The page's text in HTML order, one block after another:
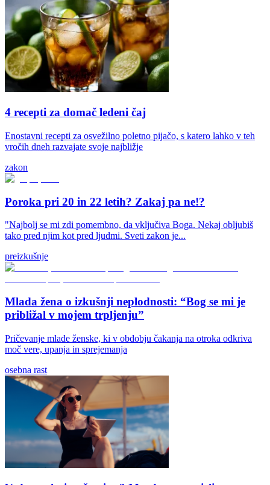
4 recepti za domač ledeni čaj
Enostavni recepti za osvežilno poletno pijačo, s katero lahko v teh
vročih dneh razvajate svoje najbližje
zakon
Poroka pri 20 in 22 letih? Zakaj pa ne!?
"Najbolj se mi zdi pomembno, da vključiva Boga. Nekaj obljubiš
tako pred njim kot pred ljudmi. Sveti zakon je...
preizkušnje
Mlada žena o izkušnji neplodnosti: “Bog se mi je
približal v mojem trpljenju”
Pričevanje mlade ženske, ki v obdobju čakanja na otroka odkriva
moč vere, upanja in sprejemanja
osebna rast